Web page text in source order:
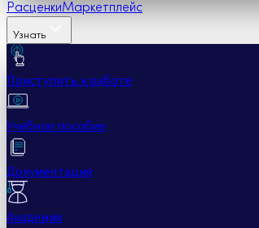
РасценкиМаркетплейс
Узнать
Приступить к работе
Учебное пособие
Документация
Академия